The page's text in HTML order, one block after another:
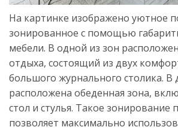
На картинке изображено уютное
зонированное с помощью
мебели. В одной из зон
отдыха, состоящий из двух
большого журнального столика. В
расположена обеденная зона,
стол и стулья. Такое зонирование
позволяет максимально